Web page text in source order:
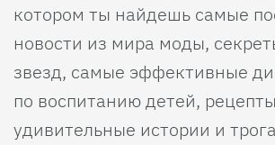
котором ты найдешь самые
новости из мира моды,
звезд, самые эффективные
по воспитанию детей,
удивительные истории и